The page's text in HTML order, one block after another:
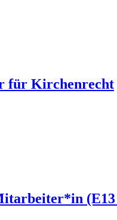
für Kirchenrecht